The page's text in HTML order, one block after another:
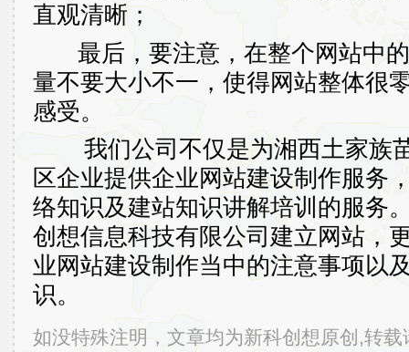
直观清晰；
最后，要注意，在整个网站中的
量不要大小不一，使得网站整体很
感受。
我们公司不仅是为湘西土家族
区企业提供企业网站建设制作服务
络知识及建站知识讲解培训的服务
创想信息科技有限公司建立网站，
业网站建设制作当中的注意事项以
识。
如没特殊注明，文章均为新科创想原创,转载